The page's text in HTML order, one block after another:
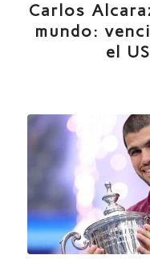
Carlos
mundo:
el